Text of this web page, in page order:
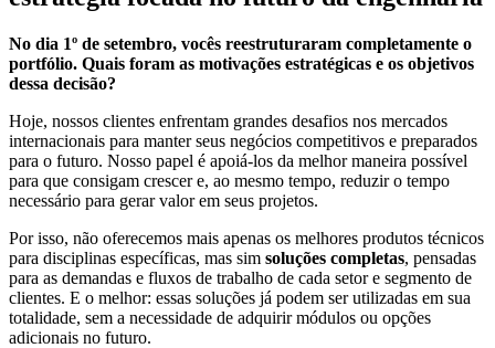
No dia 1º de setembro, vocês reestruturaram completamente o
portfólio. Quais foram as motivações estratégicas e os objetivos
dessa decisão?
Hoje, nossos clientes enfrentam grandes desafios nos mercados
internacionais para manter seus negócios competitivos e preparados
para o futuro. Nosso papel é apoiá-los da melhor maneira possível
para que consigam crescer e, ao mesmo tempo, reduzir o tempo
necessário para gerar valor em seus projetos.
Por isso, não oferecemos mais apenas os melhores produtos técnicos
para disciplinas específicas, mas sim soluções completas, pensadas
para as demandas e fluxos de trabalho de cada setor e segmento de
clientes. E o melhor: essas soluções já podem ser utilizadas em sua
totalidade, sem a necessidade de adquirir módulos ou opções
adicionais no futuro.